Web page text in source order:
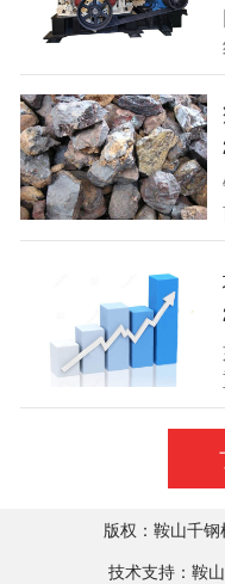
版权：鞍山千
技术支持：鞍